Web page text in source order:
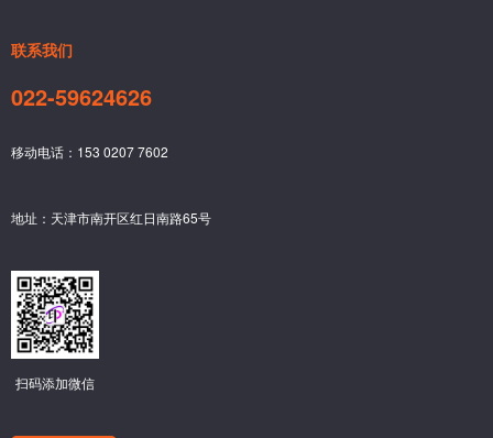
联系我们
022-59624626
移动电话：153 0207 7602
地址：天津市南开区红日南路65号
扫码添加微信